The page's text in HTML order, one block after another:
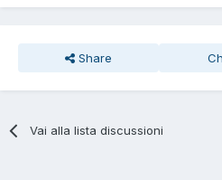
Share
Vai alla lista discussioni